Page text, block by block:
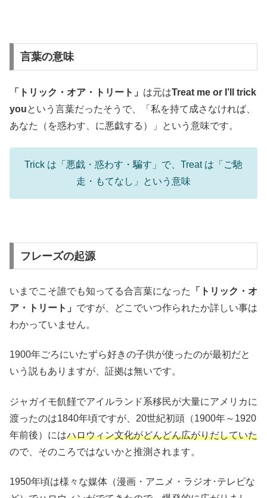
言葉の意味
「トリック・オア・トリート」 は元はTreat me or I’ll trick
youという言葉だったそうで、「私を持て成さなければ、
あなた（を惑わす、に悪戯する）」という意味です。
Trick は「悪戯・惑わす・騙す」で、Treat は「ご馳
走・もてなし」という意味
フレーズの起源
いまでこそ誰でも知ってる合言葉になった
「トリック・オ
ア・トリート」 ですが、どこでいつ作られたか詳しい事は
わかっていません。
1900年ごろにいたずら好きの子供が使ったのが最初だと
いう説もありますが、証拠は無いです。
ジャガイモ飢饉でアイルランド系移民が大量にアメリカに
渡ったのは1840年頃ですが、20世紀初頭（1900年～1920
年前後）にはハロウィン文化がどんどん広がりだしていた
ので、そのころではないかと推測されます。
1950年頃は様々な媒体（漫画・アニメ・ラジオ･テレビな